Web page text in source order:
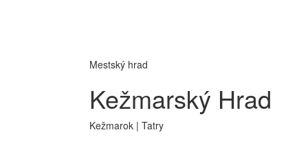
Mestský hrad
Kežmarský Hrad
Kežmarok | Tatry